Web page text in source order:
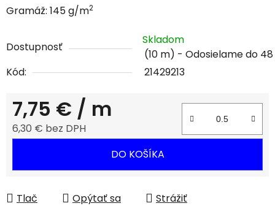
Gramáž: 145 g/m2
Dostupnosť
Skladom
(10 m)
Kód:
21429213
7,75 € / m
6,30 € bez DPH
DO KOŠÍKA
Tlač Opýtať sa Strážiť